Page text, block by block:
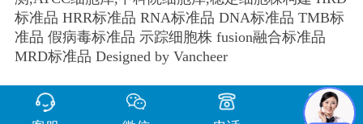
标准品 HRR标准品 RNA标准品 DNA标准品 TMB标
准品 假病毒标准品 示踪细胞株 fusion融合标准品
MRD标准品 Designed by Vancheer